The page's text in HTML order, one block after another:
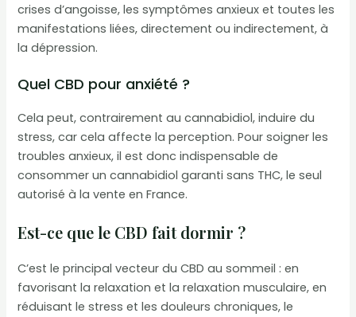
crises d’angoisse, les symptômes anxieux et toutes les
manifestations liées, directement ou indirectement, à
la dépression.
Quel CBD pour anxiété ?
Cela peut, contrairement au cannabidiol, induire du
stress, car cela affecte la perception. Pour soigner les
troubles anxieux, il est donc indispensable de
consommer un cannabidiol garanti sans THC, le seul
autorisé à la vente en France.
Est-ce que le CBD fait dormir ?
C’est le principal vecteur du CBD au sommeil : en
favorisant la relaxation et la relaxation musculaire, en
réduisant le stress et les douleurs chroniques, le